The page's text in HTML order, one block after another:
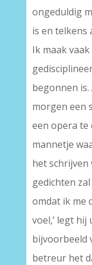
ongeduldig
is en telkens
Ik maak
begonnen
morgen een
een opera te
mannetje
het schrijven
gedichten
omdat ik me
voel,’ legt
bijvoorbeeld
betreur het